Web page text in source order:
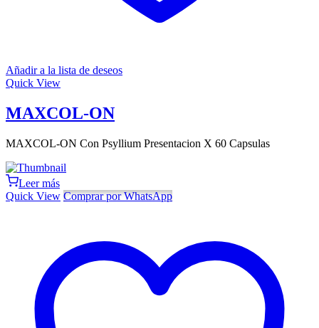
Añadir a la lista de deseos
Quick View
MAXCOL-ON
MAXCOL-ON Con Psyllium Presentacion X 60 Capsulas
Leer más
Quick View Comprar por WhatsApp